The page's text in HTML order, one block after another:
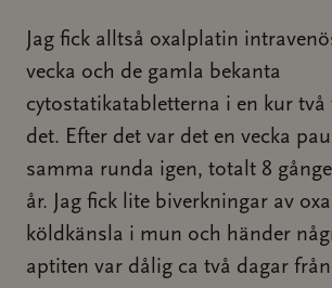
Jag fick alltså oxalplatin
vecka och de gamla bekanta
cytostatikatabletterna i en kur två
det. Efter det var det en vecka
samma runda igen, totalt 8
år. Jag fick lite biverkningar av
köldkänsla i mun och händer
aptiten var dålig ca två dagar